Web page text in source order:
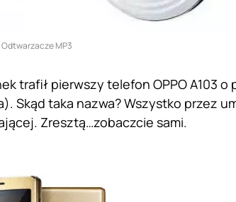
Odtwarzacze MP3
trafił pierwszy telefon OPPO A103 o
Skąd taka nazwa? Wszystko przez
Zresztą…zobaczcie sami.